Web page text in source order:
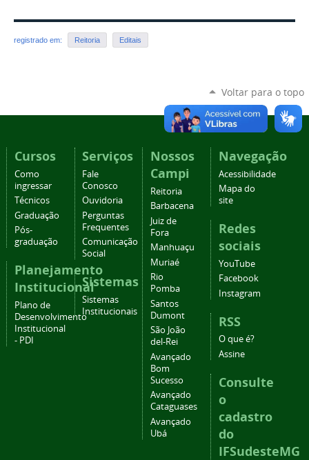
registrado em: Reitoria Editais
Voltar para o topo
Cursos
Como
ingressar
Técnicos
Graduação
Pós-
graduação
Planejamento
Institucional
Plano de
Desenvolvimento
Institucional
- PDI
Serviços
Fale
Conosco
Ouvidoria
Perguntas
Frequentes
Comunicação
Social
Sistemas
Sistemas
Institucionais
Nossos
Campi
Reitoria
Barbacena
Juiz de
Fora
Manhuaçu
Muriaé
Rio
Pomba
Santos
Dumont
São João
del-Rei
Avançado
Bom
Sucesso
Avançado
Cataguases
Avançado
Ubá
Navegação
Acessibilidade
Mapa do
site
Redes
sociais
YouTube
Facebook
Instagram
RSS
O que é?
Assine
Consulte
o
cadastro
do
IFSudesteMG